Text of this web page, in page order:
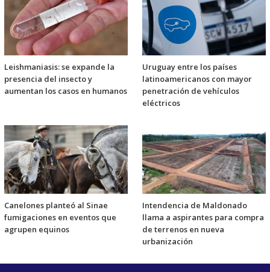
Leishmaniasis: se expande la
presencia del insecto y
aumentan los casos en humanos
Uruguay entre los países
latinoamericanos con mayor
penetración de vehículos
eléctricos
Canelones planteó al Sinae
fumigaciones en eventos que
agrupen equinos
Intendencia de Maldonado
llama a aspirantes para compra
de terrenos en nueva
urbanización